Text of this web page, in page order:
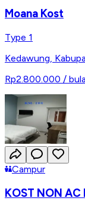
Moana Kost
Type 1
Kedawung,
Rp2.800.000 /
Campur
KOST NON AC